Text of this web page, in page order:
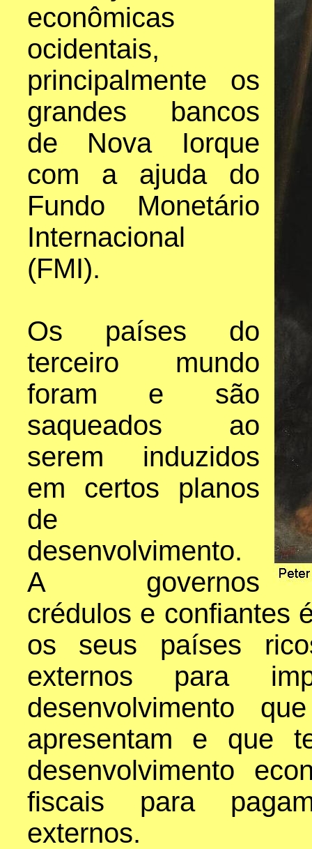
econômicas
ocidentais,
principalmente os
grandes bancos
de Nova Iorque
com a ajuda do
Fundo Monetário
Internacional
(FMI).
Os países do
terceiro mundo
foram e são
saqueados ao
serem induzidos
em certos planos
de
desenvolvimento.
A governos
crédulos e confiantes
os seus países
externos para
desenvolvimento
apresentam e que
desenvolvimento
fiscais para
externos.